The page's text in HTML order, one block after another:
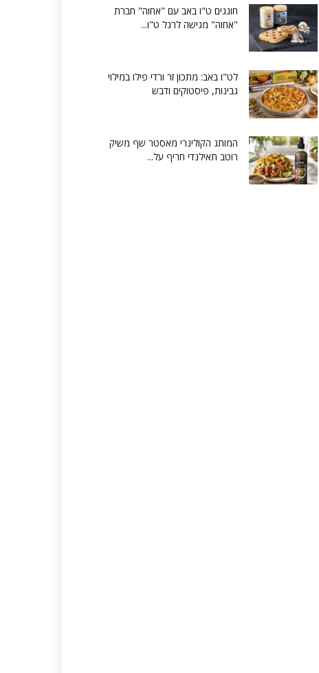
חוגגים ט"ו באב עם "אחוה" חברת
"אחוה" מגישה לרגל ט"ו...
לט"ו באב: מתכון זר ורדי פילו במילוי
גבינות, פיסטוקים ודבש
המותג הקולינרי מאסטר שף משיק
רוטב תאילנדי חריף על...